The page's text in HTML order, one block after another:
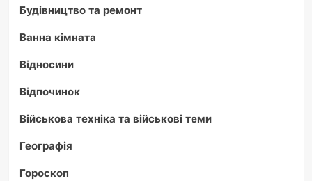
Будівництво та ремонт
Ванна кімната
Відносини
Відпочинок
Військова техніка та військові теми
Географія
Гороскоп